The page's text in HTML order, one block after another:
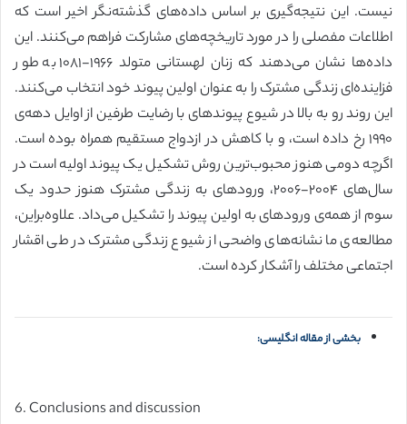
نیست. این نتیجه‌گیری بر اساس داده‌های گذشته‌نگر اخیر است که
اطلاعات مفصلی را در مورد تاریخچه‌های مشارکت فراهم می‌کنند. این
داده‌ها نشان می‌دهند که زنان لهستانی متولد ۱۹۶۶-۱۰۸۱ به طور
فزاینده‌ای زندگی مشترک را به عنوان اولین پیوند خود انتخاب می‌کنند.
این روند رو به بالا در شیوع پیوند‌های با رضایت طرفین از اوایل دهه‌ی
۱۹۹۰ رخ داده است، و با کاهش در ازدواج مستقیم همراه بوده است.
اگرچه دومی هنوز محبوب‌ترین روش تشکیل یک پیوند اولیه است در
سال‌های ۲۰۰۴-۲۰۰۶، ورودهای به زندگی مشترک هنوز حدود یک
سوم از همه‌ی ورودهای به اولین پیوند را تشکیل می‌داد. علاوه‌براین،
مطالعه‌ی ما نشانه‌های واضحی از شیوع زندگی مشترک در طی اقشار
اجتماعی مختلف را آشکار کرده است.
بخشی از مقاله انگلیسی:
6. Conclusions and discussion